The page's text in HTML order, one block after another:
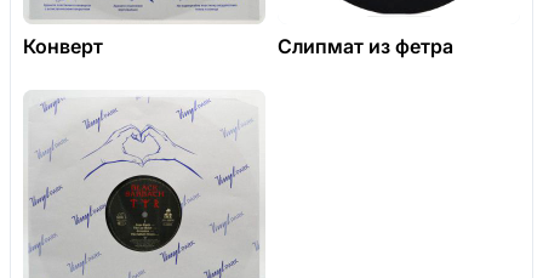
Конверт Слипмат из фетра